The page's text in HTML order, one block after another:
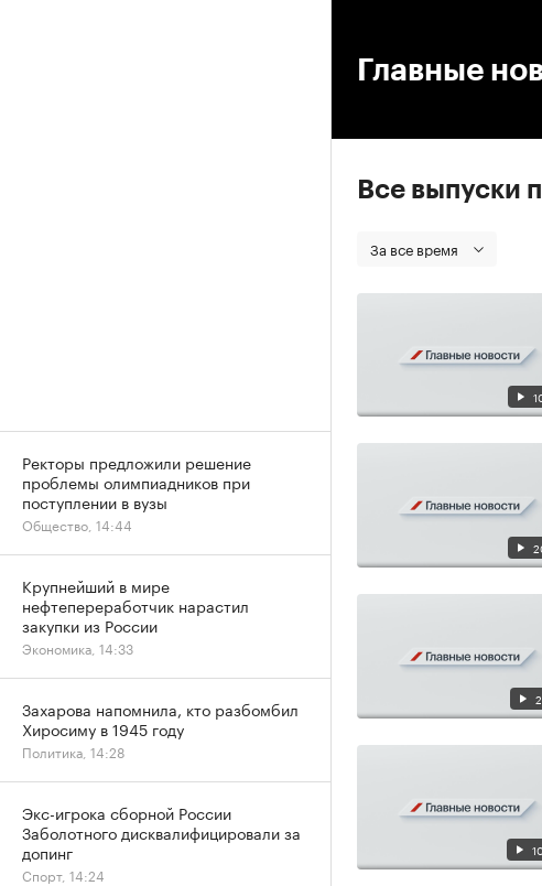
Главные
Все выпуски
За все время
Ректоры предложили решение
проблемы олимпиадников при
поступлении в вузы
Общество, 14:44
Крупнейший в мире
нефтепереработчик нарастил
закупки из России
Экономика, 14:33
Захарова напомнила, кто разбомбил
Хиросиму в 1945 году
Политика, 14:28
Экс-игрока сборной России
Заболотного дисквалифицировали за
допинг
Спорт, 14:24